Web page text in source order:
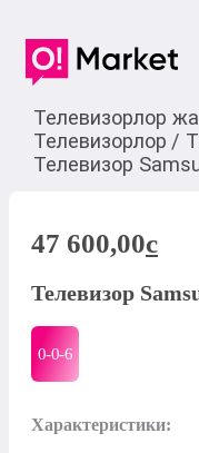
Телевизорлор
Телевизорлор /
Телевизор
47 600,00c
Телевизор
0-0-6
Характеристики: